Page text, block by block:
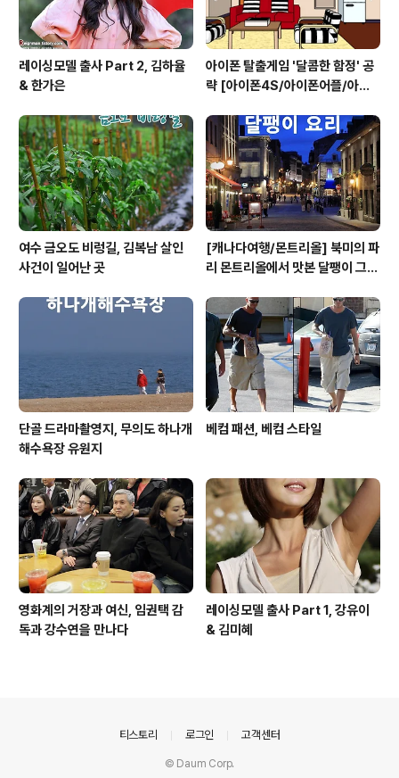
레이싱모델 출사 Part 2, 김하율
& 한가은
아이폰 탈출게임 '달콤한 함정' 공
략 [아이폰4S/아이폰어플/아이
여수 금오도 비렁길, 김복남 살인
사건이 일어난 곳
[캐나다여행/몬트리올] 북미의 파
리 몬트리올에서 맛본 달팽이 그라
단골 드라마촬영지, 무의도 하나개
해수욕장 유원지
베컴 패션, 베컴 스타일
영화계의 거장과 여신, 임권택 감
독과 강수연을 만나다
레이싱모델 출사 Part 1, 강유이
& 김미혜
티스토리 로그인 고객센터
© Daum Corp.